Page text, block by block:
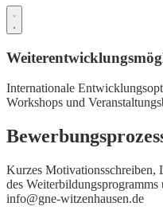
Internationale
Workshops und
Kurzes Motivationsschreiben,
des
info@gne-witzenhausen.de